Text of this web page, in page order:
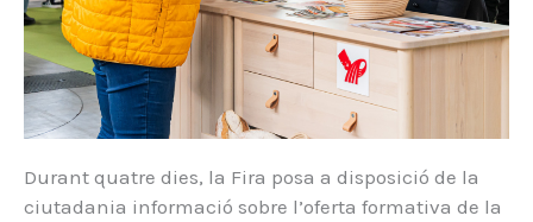
Durant quatre dies, la Fira posa a disposició de la
ciutadania informació sobre l’oferta formativa de la